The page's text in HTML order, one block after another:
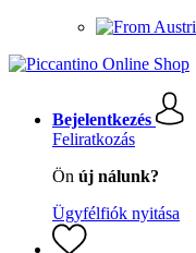
Bejelentkezés
Feliratkozás
Ön új nálunk?
Ügyfélfiók nyitása